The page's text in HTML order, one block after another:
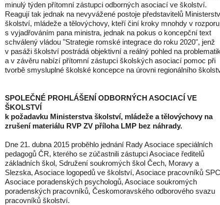
minulý týden přítomní zástupci odborných asociací ve školství.
Reagují tak jednak na nevyvážené postoje představitelů
školství, mládeže a tělovýchovy, kteří činí kroky mnohdy v rozporu
s vyjadřováním pana ministra, jednak na pokus o koncepční text
schválený vládou "Strategie romské integrace do roku 2020", jenž
v pasáži školství postrádá objektivní a reálný pohled na
a v závěru nabízí přítomní zástupci školských asociací pomoc při
tvorbě smysluplné školské koncepce na úrovni regionálního
SPOLEČNÉ PROHLÁŠENÍ ODBORNÝCH ASOCIACÍ VE
ŠKOLSTVÍ
k požadavku Ministerstva školství, mládeže a tělovýchovy na
zrušení materiálu RVP ZV příloha LMP bez náhrady.
Dne 21. dubna 2015 proběhlo jednání Rady Asociace speciálních
pedagogů ČR, kterého se zúčastnili zástupci Asociace ředitelů
základních škol, Sdružení soukromých škol Čech, Moravy a
Slezska, Asociace logopedů ve školství, Asociace pracovníků
Asociace poradenských psychologů, Asociace soukromých
poradenských pracovníků, Českomoravského odborového svazu
pracovníků školství.